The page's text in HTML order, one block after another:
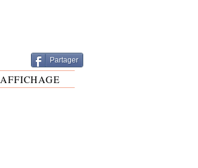
Partager
AFFICHAGE